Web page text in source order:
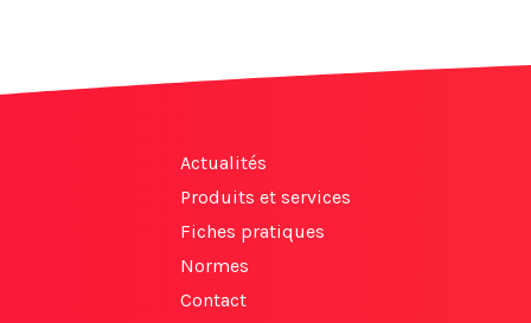
Actualités
Produits et services
Fiches pratiques
Normes
Contact